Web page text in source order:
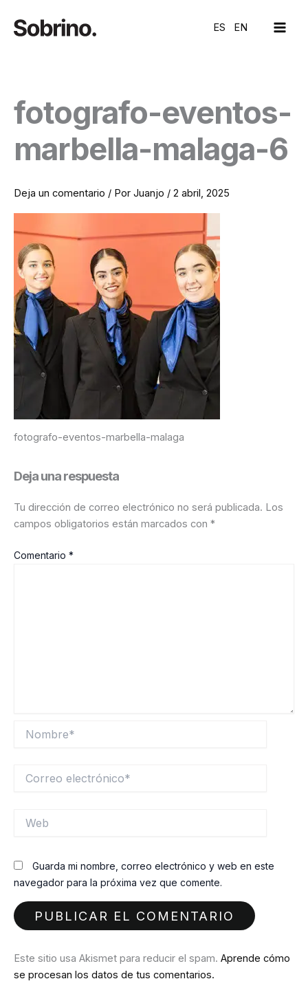
contenido
ES EN
fotografo-eventos-
marbella-malaga-6
Deja un comentario / Por Juanjo / 2 abril, 2025
fotografo-eventos-marbella-malaga
Deja una respuesta
Tu dirección de correo electrónico no será publicada. Los
campos obligatorios están marcados con *
Comentario *
electrónico*
Guarda mi nombre, correo electrónico y web en este
navegador para la próxima vez que comente.
Este sitio usa Akismet para reducir el spam. Aprende cómo
se procesan los datos de tus comentarios.